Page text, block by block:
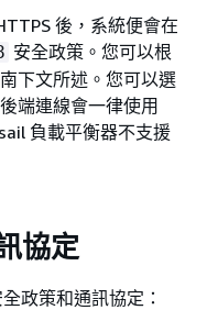
後，系統便會在
安全政策。您可以根
下文所述。您可以選
端連線會一律使用
負載平衡器不支援
協定
政策和通訊協定：